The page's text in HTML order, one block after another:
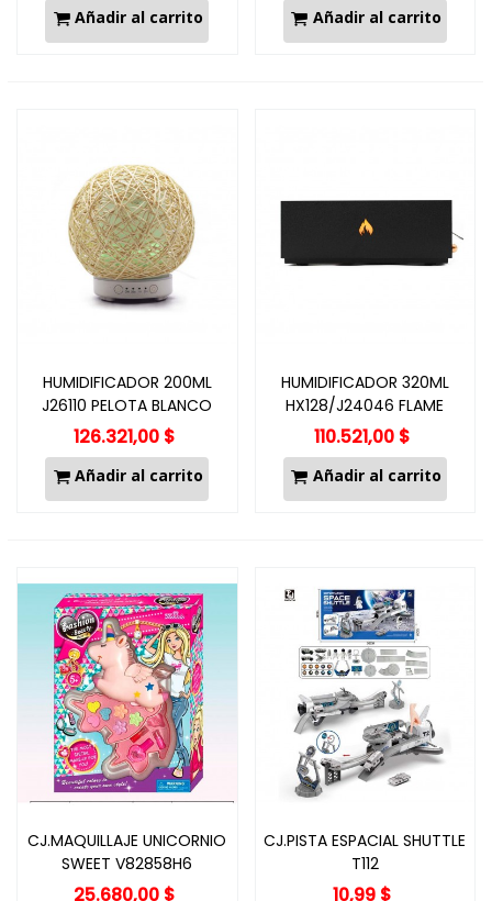
Añadir al carrito Añadir al carrito
HUMIDIFICADOR 200ML
J26110 PELOTA BLANCO
126.321,00 $
Añadir al carrito
HUMIDIFICADOR 320ML
HX128/J24046 FLAME
AROMATHERAR
110.521,00 $
Añadir al carrito
CJ.MAQUILLAJE UNICORNIO
SWEET V82858H6
25.680,00 $
CJ.PISTA ESPACIAL SHUTTLE
T112
10,99 $